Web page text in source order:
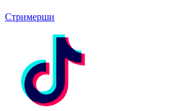
Стримерши